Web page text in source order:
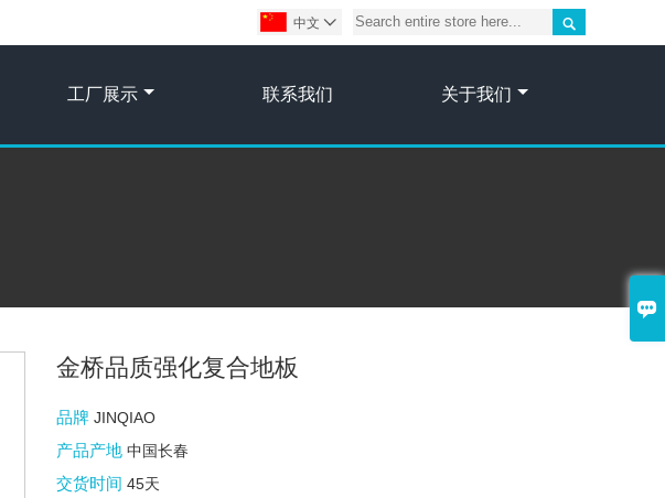


中文 
工厂展示 联系我们 关于我们
金桥品质强化复合地板
品牌JINQIAO
产品产地中国长春
交货时间45天